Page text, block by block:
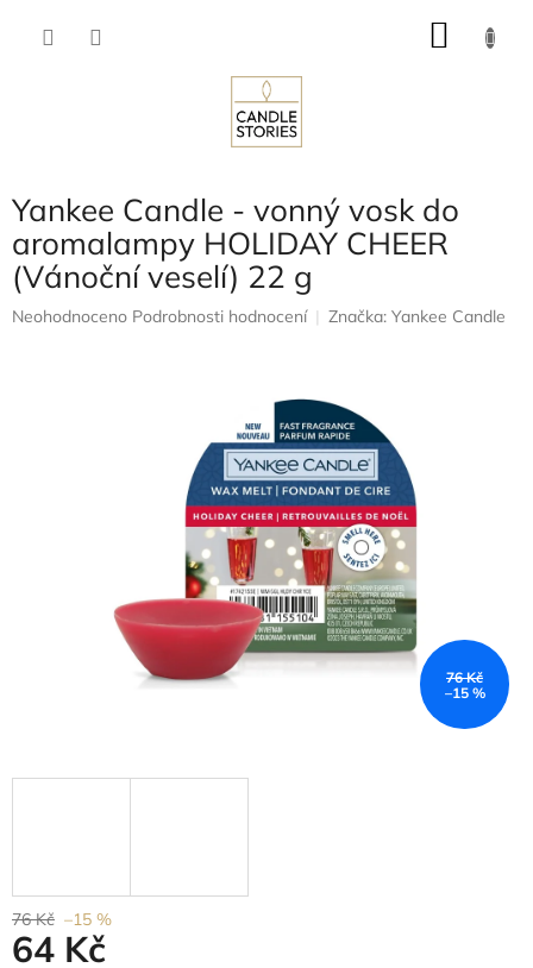
Yankee Candle - vonný vosk do
aromalampy HOLIDAY CHEER
(Vánoční veselí) 22 g
Průměrné
Neohodnoceno Podrobnosti hodnocení Značka: Yankee Candle
76 Kč
–15 %
76 Kč –15 %
64 Kč